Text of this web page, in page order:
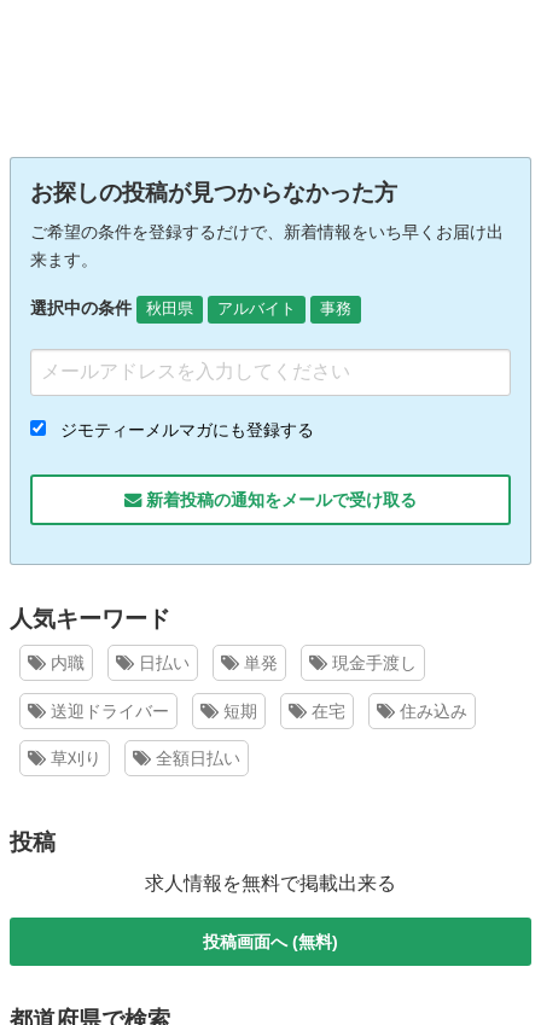
お探しの投稿が見つからなかった方
ご希望の条件を登録するだけで、新着情報をいち早くお届け出
来ます。
選択中の条件 秋田県 アルバイト 事務
ジモティーメルマガにも登録する
新着投稿の通知をメールで受け取る
人気キーワード
内職 日払い 単発 現金手渡し
送迎ドライバー 短期 在宅 住み込み
草刈り 全額日払い
投稿
求人情報を無料で掲載出来る
投稿画面へ (無料)